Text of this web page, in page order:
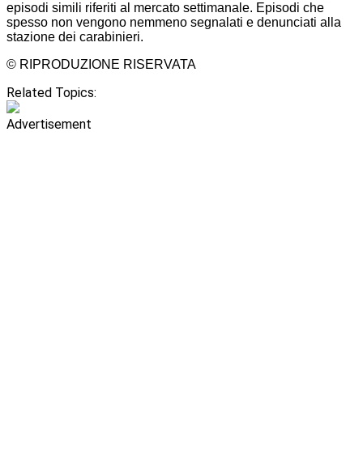
episodi simili riferiti al mercato settimanale. Episodi che
spesso non vengono nemmeno segnalati e denunciati alla
stazione dei carabinieri.
© RIPRODUZIONE RISERVATA
Related Topics:
Advertisement